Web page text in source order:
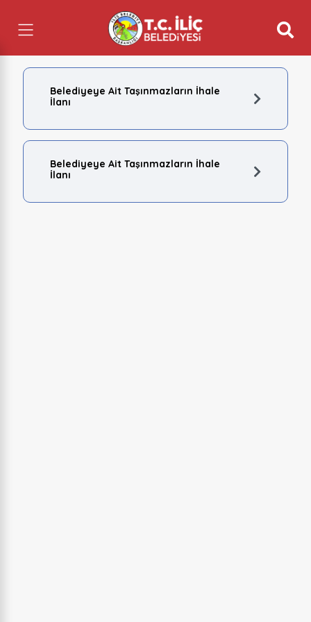
Belediyeye Ait Taşınmazların İhale
İlanı
Belediyeye Ait Taşınmazların İhale
İlanı